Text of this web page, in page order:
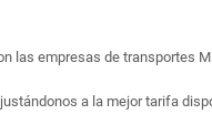
las empresas de transportes
a la mejor tarifa